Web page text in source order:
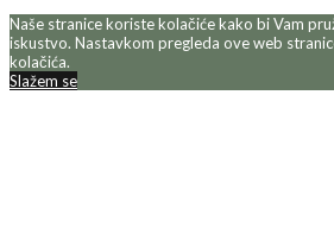
Naše stranice koriste kolačiće kako bi Vam
iskustvo. Nastavkom pregleda ove web
kolačića.
Slažem se